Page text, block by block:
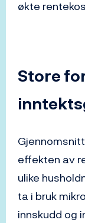
økte
Store
effekten av
ulike
ta i bruk
innskudd og